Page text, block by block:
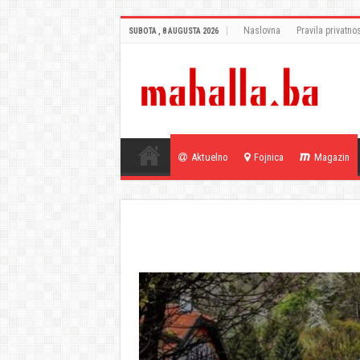
SUBOTA , 8 AUGUSTA 2026 Naslovna Pravila
Aktuelno Fojnica Magazin